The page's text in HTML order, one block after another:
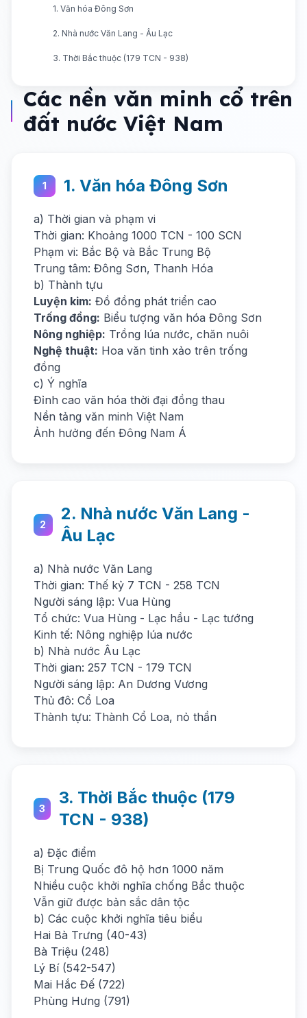
1. Văn hóa Đông Sơn
2. Nhà nước Văn Lang - Âu Lạc
3. Thời Bắc thuộc (179 TCN - 938)
Các nền văn minh cổ trên
đất nước Việt Nam
1 1. Văn hóa Đông Sơn
a) Thời gian và phạm vi
Thời gian: Khoảng 1000 TCN - 100 SCN
Phạm vi: Bắc Bộ và Bắc Trung Bộ
Trung tâm: Đông Sơn, Thanh Hóa
b) Thành tựu
Luyện kim: Đồ đồng phát triển cao
Trống đồng: Biểu tượng văn hóa Đông Sơn
Nông nghiệp: Trồng lúa nước, chăn nuôi
Nghệ thuật: Hoa văn tinh xảo trên trống
đồng
c) Ý nghĩa
Đỉnh cao văn hóa thời đại đồng thau
Nền tảng văn minh Việt Nam
Ảnh hưởng đến Đông Nam Á
2
2. Nhà nước Văn Lang -
Âu Lạc
a) Nhà nước Văn Lang
Thời gian: Thế kỷ 7 TCN - 258 TCN
Người sáng lập: Vua Hùng
Tổ chức: Vua Hùng - Lạc hầu - Lạc tướng
Kinh tế: Nông nghiệp lúa nước
b) Nhà nước Âu Lạc
Thời gian: 257 TCN - 179 TCN
Người sáng lập: An Dương Vương
Thủ đô: Cổ Loa
Thành tựu: Thành Cổ Loa, nỏ thần
3
3. Thời Bắc thuộc (179
TCN - 938)
a) Đặc điểm
Bị Trung Quốc đô hộ hơn 1000 năm
Nhiều cuộc khởi nghĩa chống Bắc thuộc
Vẫn giữ được bản sắc dân tộc
b) Các cuộc khởi nghĩa tiêu biểu
Hai Bà Trưng (40-43)
Bà Triệu (248)
Lý Bí (542-547)
Mai Hắc Đế (722)
Phùng Hưng (791)